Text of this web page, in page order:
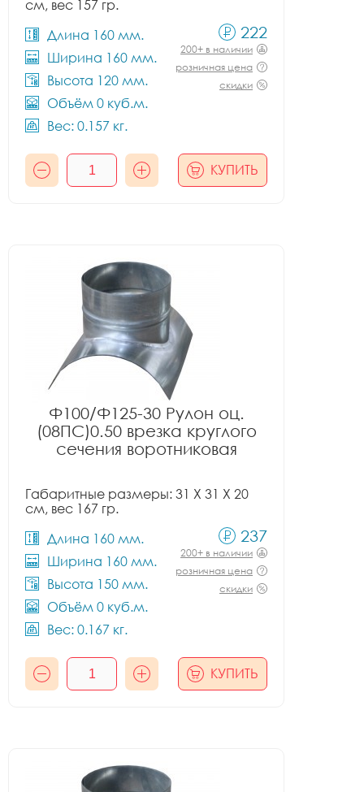
см, вес 157 гр.
Длина 160 мм.
Ширина 160 мм.
Высота 120 мм.
Объём 0 куб.м.
Вес: 0.157 кг.
222
200+ в наличии
розничная цена
скидки
КУПИТЬ
Ф100/Ф125-30 Рулон оц.
(08ПС)0.50 врезка круглого
сечения воротниковая
Габаритные размеры: 31 X 31 X 20
см, вес 167 гр.
Длина 160 мм.
Ширина 160 мм.
Высота 150 мм.
Объём 0 куб.м.
Вес: 0.167 кг.
237
200+ в наличии
розничная цена
скидки
КУПИТЬ